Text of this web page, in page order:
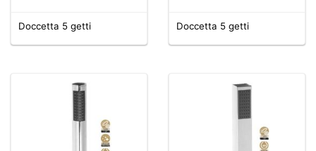
Doccetta 5 getti Doccetta 5 getti